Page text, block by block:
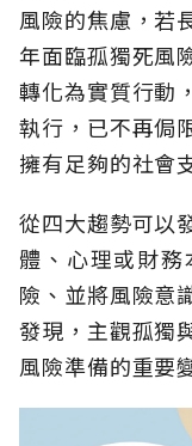
風險的焦慮，若
年面臨孤獨死風
轉化為實質行動
執行，已不再侷
擁有足夠的社會
從四大趨勢可以
體、心理或財
險、並將風險意
發現，主觀孤獨
風險準備的重要